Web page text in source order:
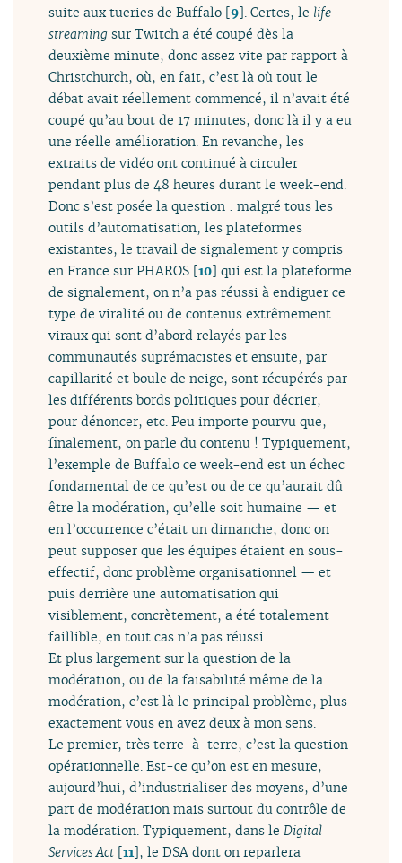
suite aux tueries de Buffalo [9] . Certes, le life
streaming sur Twitch a été coupé dès la
deuxième minute, donc assez vite par rapport à
Christchurch, où, en fait, c’est là où tout le
débat avait réellement commencé, il n’avait été
coupé qu’au bout de 17 minutes, donc là il y a eu
une réelle amélioration. En revanche, les
extraits de vidéo ont continué à circuler
pendant plus de 48 heures durant le week-end.
Donc s’est posée la question : malgré tous les
outils d’automatisation, les plateformes
existantes, le travail de signalement y compris
en France sur PHAROS [10] qui est la plateforme
de signalement, on n’a pas réussi à endiguer ce
type de viralité ou de contenus extrêmement
viraux qui sont d’abord relayés par les
communautés suprémacistes et ensuite, par
capillarité et boule de neige, sont récupérés par
les différents bords politiques pour décrier,
pour dénoncer, etc. Peu importe pourvu que,
finalement, on parle du contenu ! Typiquement,
l’exemple de Buffalo ce week-end est un échec
fondamental de ce qu’est ou de ce qu’aurait dû
être la modération, qu’elle soit humaine — et
en l’occurrence c’était un dimanche, donc on
peut supposer que les équipes étaient en sous-
effectif, donc problème organisationnel ­— et
puis derrière une automatisation qui
visiblement, concrètement, a été totalement
faillible, en tout cas n’a pas réussi.
Et plus largement sur la question de la
modération, ou de la faisabilité même de la
modération, c’est là le principal problème, plus
exactement vous en avez deux à mon sens.
Le premier, très terre-à-terre, c’est la question
opérationnelle. Est-ce qu’on est en mesure,
aujourd’hui, d’industrialiser des moyens, d’une
part de modération mais surtout du contrôle de
la modération. Typiquement, dans le Digital
Services Act [11], le DSA dont on reparlera